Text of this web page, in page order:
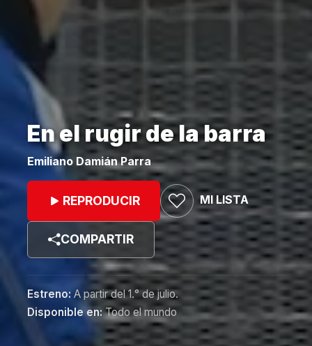
En el rugir de la barra
Emiliano Damián Parra
REPRODUCIR MI LISTA
COMPARTIR
Estreno: A partir del 1.° de julio.
Disponible en:Todo el mundo